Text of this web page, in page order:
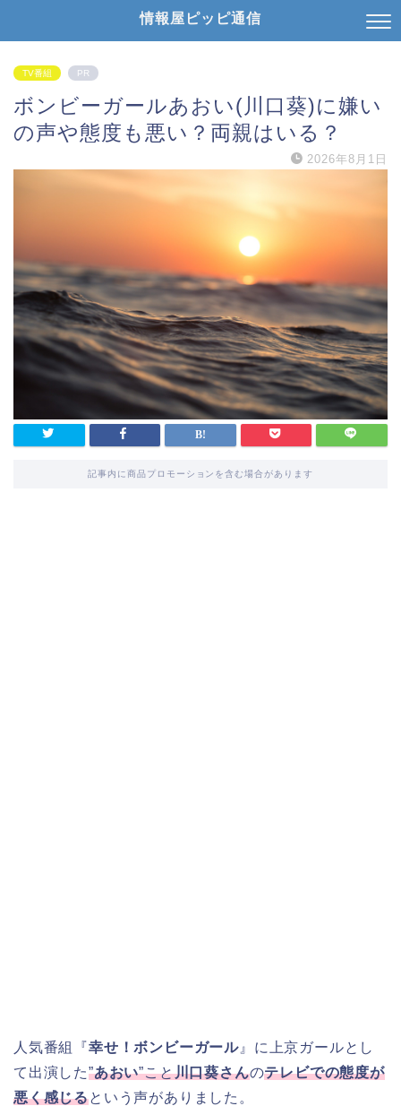
情報屋ピッピ通信
TV番組 PR
ボンビーガールあおい(川口葵)に嫌い
の声や態度も悪い？両親はいる？
2026年8月1日
記事内に商品プロモーションを含む場合があります
人気番組『幸せ！ボンビーガール 』に上京ガールとし
て出演した”あおい”こと川口葵さんのテレビでの態度が
悪く感じるという声がありました。